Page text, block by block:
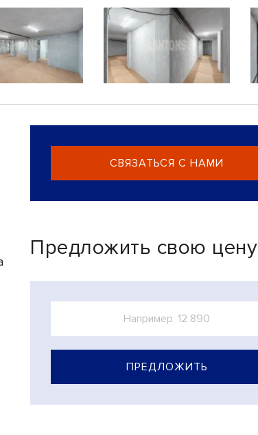
СВЯЗАТЬСЯ С НАМИ
Предложить свою цену
ПРЕДЛОЖИТЬ